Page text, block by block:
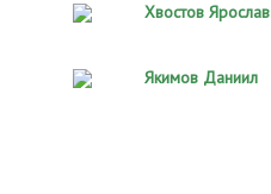
Хвостов Ярослав
Якимов Даниил